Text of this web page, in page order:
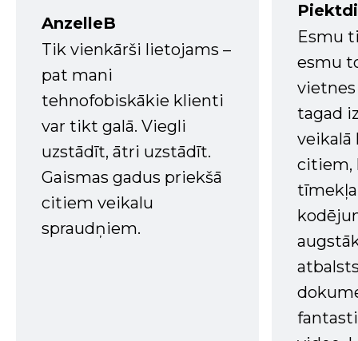
AnzelleB
Tik vienkārši lietojams –
pat mani
tehnofobiskākie klienti
var tikt galā. Viegli
uzstādīt, ātri uzstādīt.
Gaismas gadus priekšā
citiem veikalu
spraudņiem.
Esmu
esmu
tagad
veikalā
citiem,
tīmekļa